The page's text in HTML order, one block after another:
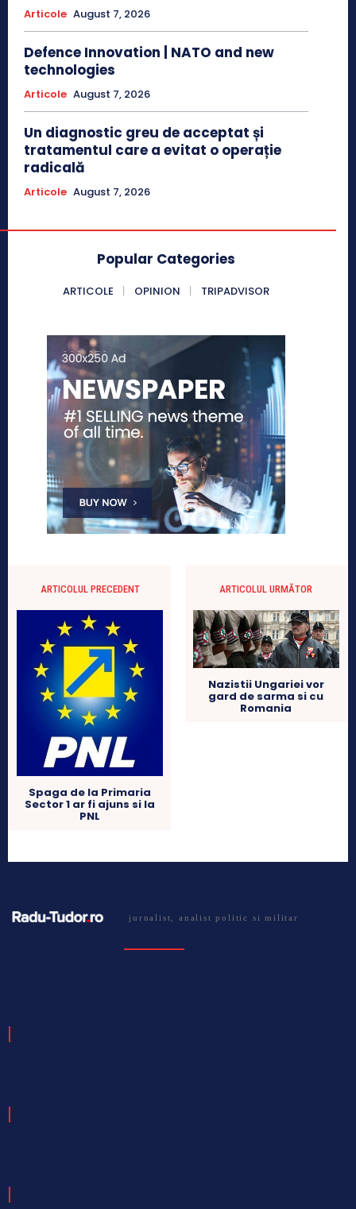
Articole August 7, 2026
Defence Innovation | NATO and new
technologies
Articole August 7, 2026
Un diagnostic greu de acceptat și
tratamentul care a evitat o operație
radicală
Articole August 7, 2026
Popular Categories
ARTICOLE OPINION TRIPADVISOR
ARTICOLUL PRECEDENT
Spaga de la Primaria
Sector 1 ar fi ajuns si la
PNL
ARTICOLUL URMĂTOR
Nazistii Ungariei vor
gard de sarma si cu
Romania
jurnalist, analist politic si militar